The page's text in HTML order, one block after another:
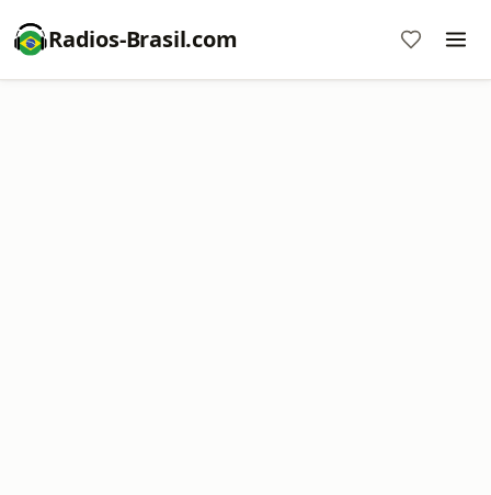
Radios-Brasil.com